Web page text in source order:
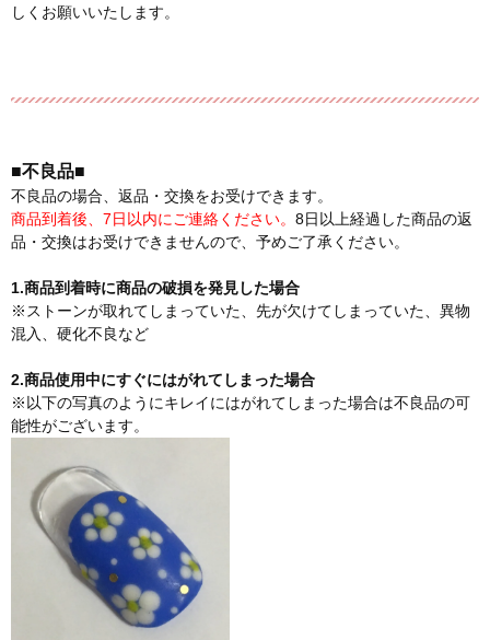
しくお願いいたします。
■不良品■
不良品の場合、返品・交換をお受けできます。
商品到着後、7日以内にご連絡ください。 8日以上経過した商品の返
品・交換はお受けできませんので、予めご了承ください。
1.商品到着時に商品の破損を発見した場合
※ストーンが取れてしまっていた、先が欠けてしまっていた、異物
混入、硬化不良など
2.商品使用中にすぐにはがれてしまった場合
※以下の写真のようにキレイにはがれてしまった場合は不良品の可
能性がございます。